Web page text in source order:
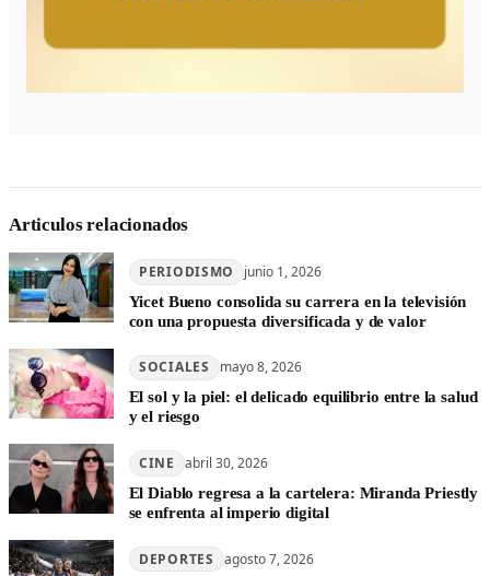
Articulos relacionados
PERIODISMO junio 1, 2026
Yicet Bueno consolida su carrera en la televisión
con una propuesta diversificada y de valor
SOCIALES mayo 8, 2026
El sol y la piel: el delicado equilibrio entre la salud
y el riesgo
CINE abril 30, 2026
El Diablo regresa a la cartelera: Miranda Priestly
se enfrenta al imperio digital
DEPORTES agosto 7, 2026